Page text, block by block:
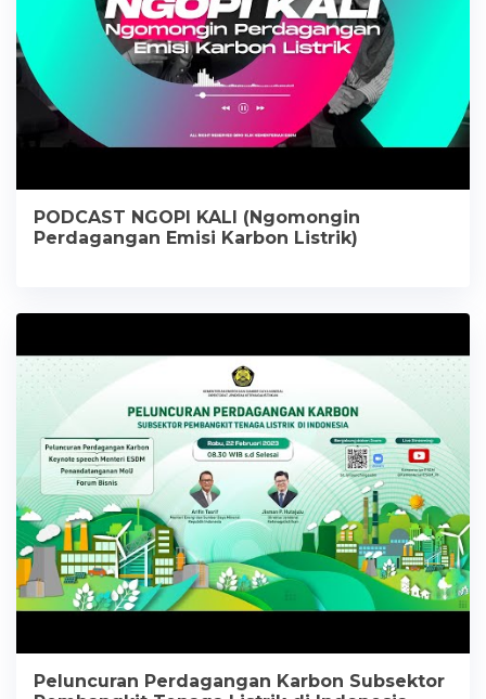
PODCAST NGOPI KALI (Ngomongin
Perdagangan Emisi Karbon Listrik)
Peluncuran Perdagangan Karbon Subsektor